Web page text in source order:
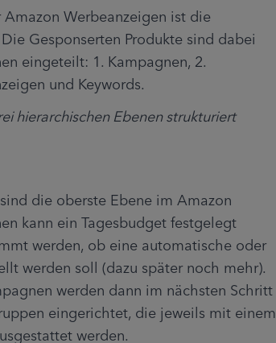
Werbeanzeigen ist die
Gesponserten Produkte sind dabei
eingeteilt: 1. Kampagnen, 2.
und Keywords.
hierarchischen Ebenen strukturiert
die oberste Ebene im Amazon
kann ein Tagesbudget festgelegt
werden, ob eine automatische oder
werden soll (dazu später noch mehr).
werden dann im nächsten Schritt
eingerichtet, die jeweils mit einem
werden.